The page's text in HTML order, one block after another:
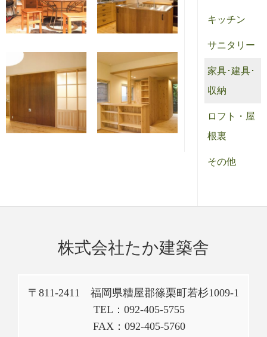
キッチン
サニタリー
家具･建具･
収納
ロフト・屋
根裏
その他
株式会社たか建築舎
〒811-2411 福岡県糟屋郡篠栗町若杉1009-1
TEL：092-405-5755
FAX：092-405-5760